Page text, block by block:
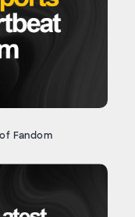
Fandom